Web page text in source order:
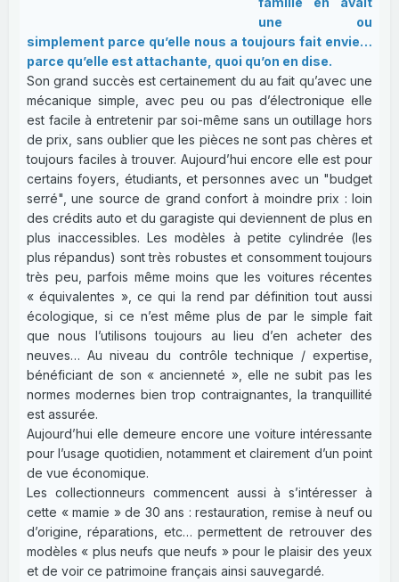
une ou
simplement parce qu’elle nous a toujours fait envie…
parce qu’elle est attachante, quoi qu’on en dise.
Son grand succès est certainement du au fait qu’avec une
mécanique simple, avec peu ou pas d’électronique elle
est facile à entretenir par soi-même sans un outillage hors
de prix, sans oublier que les pièces ne sont pas chères et
toujours faciles à trouver. Aujourd’hui encore elle est pour
certains foyers, étudiants, et personnes avec un "budget
serré", une source de grand confort à moindre prix : loin
des crédits auto et du garagiste qui deviennent de plus en
plus inaccessibles. Les modèles à petite cylindrée (les
plus répandus) sont très robustes et consomment toujours
très peu, parfois même moins que les voitures récentes
« équivalentes », ce qui la rend par définition tout aussi
écologique, si ce n’est même plus de par le simple fait
que nous l’utilisons toujours au lieu d’en acheter des
neuves… Au niveau du contrôle technique / expertise,
bénéficiant de son « ancienneté », elle ne subit pas les
normes modernes bien trop contraignantes, la tranquillité
est assurée.
Aujourd’hui elle demeure encore une voiture intéressante
pour l’usage quotidien, notamment et clairement d’un point
de vue économique.
Les collectionneurs commencent aussi à s’intéresser à
cette « mamie » de 30 ans : restauration, remise à neuf ou
d’origine, réparations, etc… permettent de retrouver des
modèles « plus neufs que neufs » pour le plaisir des yeux
et de voir ce patrimoine français ainsi sauvegardé.